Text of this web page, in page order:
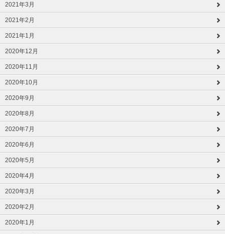
2021年3月
2021年2月
2021年1月
2020年12月
2020年11月
2020年10月
2020年9月
2020年8月
2020年7月
2020年6月
2020年5月
2020年4月
2020年3月
2020年2月
2020年1月